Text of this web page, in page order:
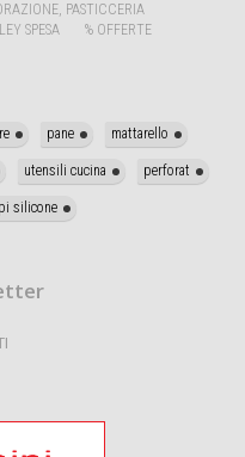
PASTICCERIA
SPESA % OFFERTE
pane mattarello
utensili cucina perforat
silicone